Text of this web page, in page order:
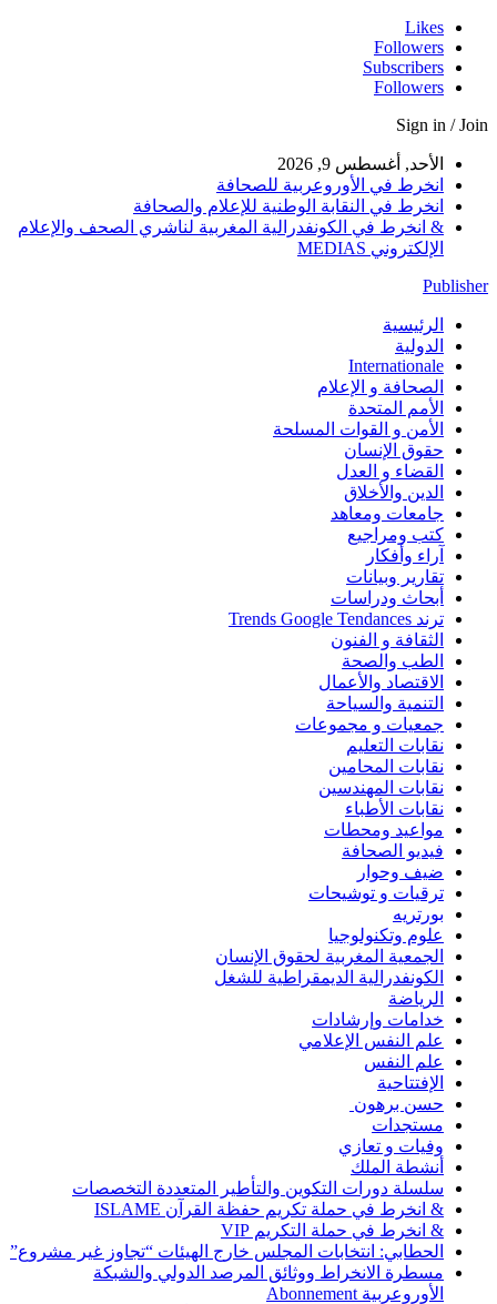
Likes
Followers
Subscribers
Followers
Sign in / Join
الأحد, أغسطس 9, 2026
انخرط في الأوروعربية للصحافة
انخرط في النقابة الوطنية للإعلام والصحافة
& انخرط في الكونفدرالية المغربية لناشري الصحف والإعلام
الإلكتروني MEDIAS
Publisher
الرئيسية
الدولية
Internationale
الصحافة و الإعلام
الأمم المتحدة
الأمن و القوات المسلحة
حقوق الإنسان
القضاء و العدل
الدين والأخلاق
جامعات ومعاهد
كتب ومراجيع
آراء وأفكار
تقارير وبيانات
أبحاث ودراسات
ترند Trends Google Tendances
الثقافة و الفنون
الطب والصحة
الاقتصاد والأعمال
التنمية والسياحة
جمعيات و مجموعات
نقابات التعليم
نقابات المحامين
نقابات المهندسين
نقابات الأطباء
مواعيد ومحطات
فيديو الصحافة
ضيف وحوار
ترقيات و توشيحات
بورتريه
علوم وتكنولوجيا
الجمعية المغربية لحقوق الإنسان
الكونفدرالية الديمقراطية للشغل
الرياضة
خدامات وإرشادات
علم النفس الإعلامي
علم النفس
الإفتتاحية
حسن برهون
مستجدات
وفيات و تعازي
أنشطة الملك
سلسلة دورات التكوين والتأطير المتعددة التخصصات
& انخرط في حملة تكريم حفظة القرآن ISLAME
& انخرط في حملة التكريم VIP
الحطابي: انتخابات المجلس خارج الهيئات “تجاوز غير مشروع”
مسطرة الانخراط ووثائق المرصد الدولي والشبكة
الأوروعربية Abonnement